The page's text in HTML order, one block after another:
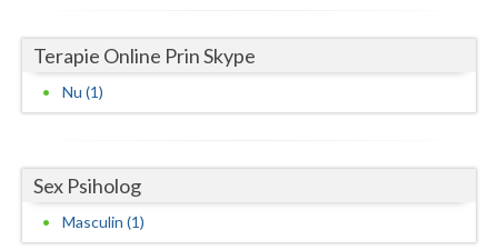
Suceava
Teleorman
Tulcea
Terapie Online Prin Skype
Nu (1)
Sex Psiholog
Masculin (1)